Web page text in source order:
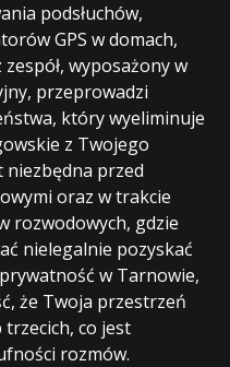
podsłuchów,
GPS w domach,
wyposażony w
przeprowadzi
który wyeliminuje
z Twojego
przed
oraz w trakcie
rozwodowych, gdzie
nielegalnie pozyskać
w Tarnowie,
że Twoja przestrzeń
co jest
rozmów.